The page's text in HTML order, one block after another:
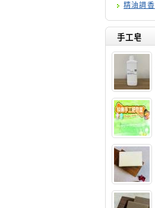
精油調香
手工皂